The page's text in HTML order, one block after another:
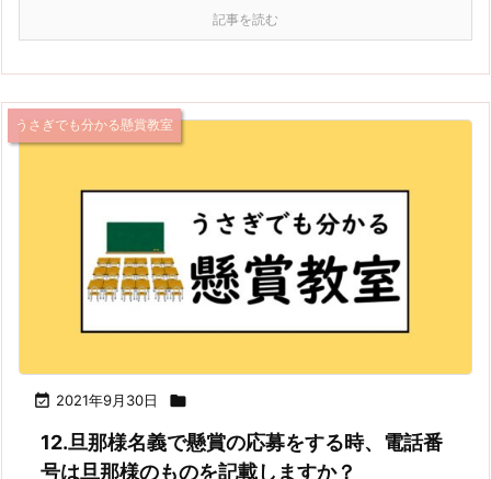
記事を読む
 2021年9月30日 
うさぎでも分かる懸賞教室
12.旦那様名義で懸賞の応募をする時、電話番
号は旦那様のものを記載しますか？